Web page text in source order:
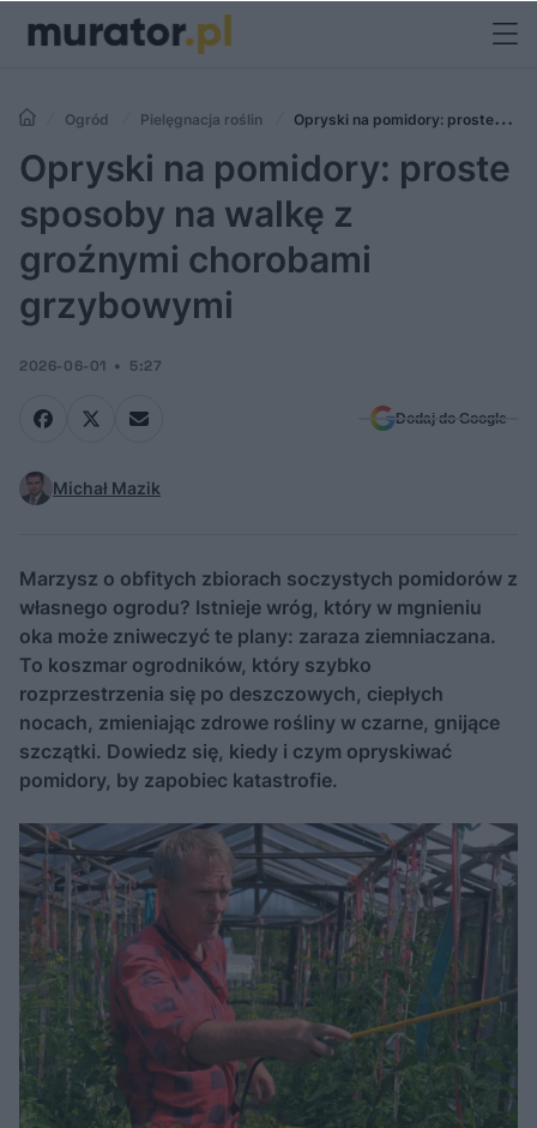
Ogród Pielęgnacja roślin
Opryski na pomidory: proste
sposoby na walkę z groźnymi chorobami grzybowymi
Opryski na pomidory: proste
sposoby na walkę z
groźnymi chorobami
grzybowymi
2026-06-01 5:27
Dodaj do Google
Michał Mazik
Marzysz o obfitych zbiorach soczystych pomidorów z
własnego ogrodu? Istnieje wróg, który w mgnieniu
oka może zniweczyć te plany: zaraza ziemniaczana.
To koszmar ogrodników, który szybko
rozprzestrzenia się po deszczowych, ciepłych
nocach, zmieniając zdrowe rośliny w czarne, gnijące
szczątki. Dowiedz się, kiedy i czym opryskiwać
pomidory, by zapobiec katastrofie.